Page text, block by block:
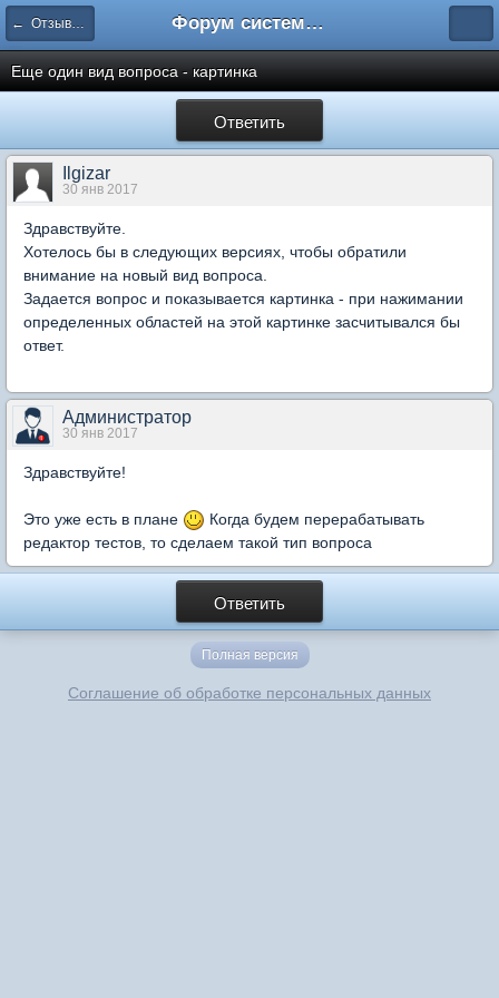
← Отзывы и предложения Форум системы тестирования INDIGO
Еще один вид вопроса - картинка
Ответить
Ilgizar
30 янв 2017
Здравствуйте.
Хотелось бы в следующих версиях, чтобы обратили
внимание на новый вид вопроса.
Задается вопрос и показывается картинка - при нажимании
определенных областей на этой картинке засчитывался бы
ответ.
Администратор
30 янв 2017
Здравствуйте!
Это уже есть в плане
Когда будем перерабатывать
редактор тестов, то сделаем такой тип вопроса
Ответить
Полная версия
Соглашение об обработке персональных данных